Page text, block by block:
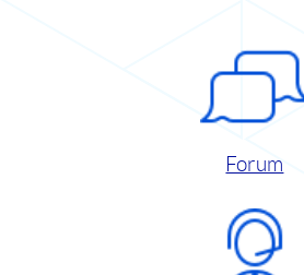
Forum